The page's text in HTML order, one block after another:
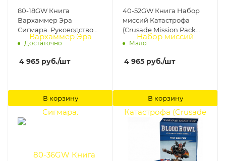
80-18GW Книга
Вархаммер Эра
Сигмара. Руководство
Генерала (2021, англ.)
(General's Handbook
Pitched Battles 2021 and
Pitched Battle Profiles
Достаточно
4 965 руб./шт
В корзину
40-52GW Книга Набор
миссий Катастрофа
(Crusade Mission Pack
Catastrophe) Games
Мало
4 965 руб./шт
В корзину